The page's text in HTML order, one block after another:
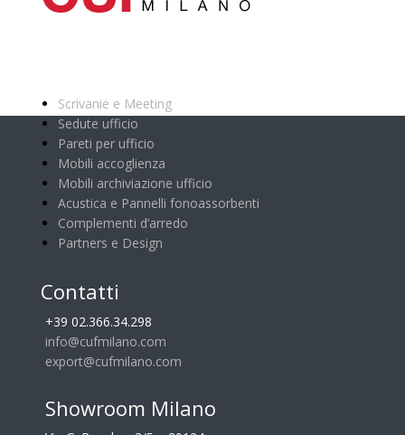
Scrivanie e Meeting
Sedute ufficio
Pareti per ufficio
Mobili accoglienza
Mobili archiviazione ufficio
Acustica e Pannelli fonoassorbenti
Complementi d’arredo
Partners e Design
Contatti
+39 02.366.34.298
info@cufmilano.com
export@cufmilano.com
Showroom Milano